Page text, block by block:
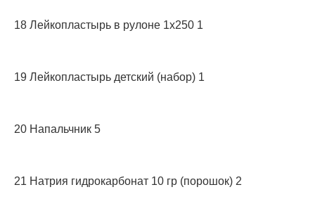
18 Лейкопластырь в рулоне 1х250 1
19 Лейкопластырь детский (набор) 1
20 Напальчник 5
21 Натрия гидрокарбонат 10 гр (порошок) 2